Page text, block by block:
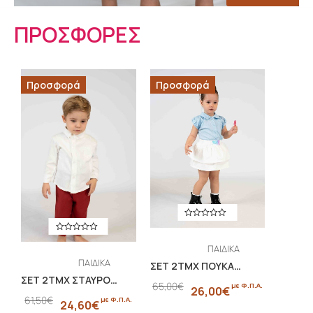
ΠΡΟΣΦΟΡΕΣ
Προσφορά
ΠΑΙΔΙΚΑ
,
ΒΡΕΦΙΚΑ
ΣΕΤ 2ΤΜΧ ΣΤΑΥΡΟΚΟΥΜΠΩΤΟ ΠΟΥΚΑΜΙΣΟ ΚΑΙ ΠΑΝΤΕΛΟΝΙ ΑΠΟ ΦΥΣΙΚΗ ΒΙΣΚΟΖΗ MINIMO.BYCH
61,50€ 24,60€με Φ.Π.Α.
Προσφορά
ΠΑΙΔΙΚΑ
,
ΒΡΕΦΙΚΑ
,
ΣΕΤ 2ΤΜΧ ΠΟΥΚΑΜΙΣΟ ΠΟΠΛΙΝΑ ΜΕ ΣΤΡΑΣ ΚΑΙ ΦΟΥΣΤΑ ΜΕ ΒΟΛΑΝ
65,00€ 26,00€με Φ.Π.Α.